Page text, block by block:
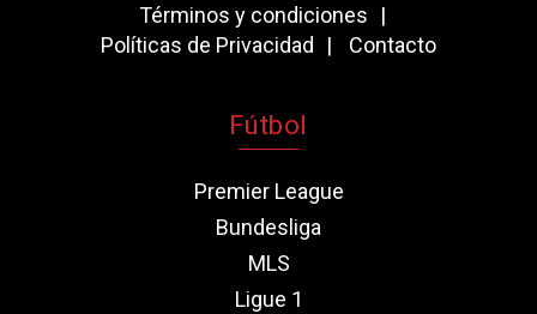
Términos y condiciones
Políticas de Privacidad
Contacto
Fútbol
Premier League
Bundesliga
MLS
Ligue 1